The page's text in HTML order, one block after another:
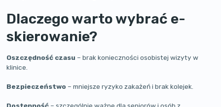
Dlaczego warto wybrać e-
skierowanie?
Oszczędność czasu – brak konieczności osobistej wizyty w
klinice.
Bezpieczeństwo – mniejsze ryzyko zakażeń i brak kolejek.
Dostępność – szczególnie ważne dla seniorów i osób z